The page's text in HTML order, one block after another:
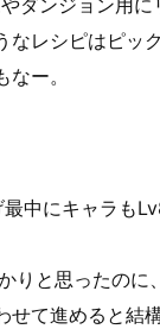
なレシピはピッ
ー。
中にキャラも
りと思ったのに
せて進めると結